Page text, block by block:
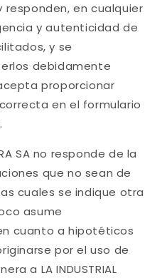
responden, en cualquier
y autenticidad de
y se
debidamente
proporcionar
en el formulario
SA no responde de la
que no sean de
cuales se indique otra
asume
cuanto a hipotéticos
por el uso de
a LA INDUSTRIAL